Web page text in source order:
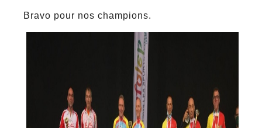
Bravo pour nos champions.